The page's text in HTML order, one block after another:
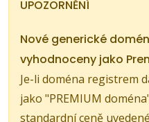
UPOZORNĚNÍ
Nové generické
vyhodnoceny jako
Je-li doména registrem
jako "PREMIUM
standardní ceně